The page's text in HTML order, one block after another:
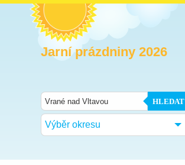
Jarní prázdniny 2026
HLEDAT
Výběr okresu